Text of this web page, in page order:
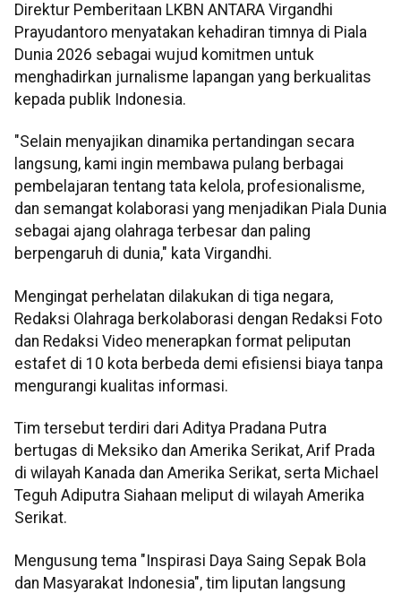
Direktur Pemberitaan LKBN ANTARA Virgandhi
Prayudantoro menyatakan kehadiran timnya di Piala
Dunia 2026 sebagai wujud komitmen untuk
menghadirkan jurnalisme lapangan yang berkualitas
kepada publik Indonesia.
"Selain menyajikan dinamika pertandingan secara
langsung, kami ingin membawa pulang berbagai
pembelajaran tentang tata kelola, profesionalisme,
dan semangat kolaborasi yang menjadikan Piala Dunia
sebagai ajang olahraga terbesar dan paling
berpengaruh di dunia," kata Virgandhi.
Mengingat perhelatan dilakukan di tiga negara,
Redaksi Olahraga berkolaborasi dengan Redaksi Foto
dan Redaksi Video menerapkan format peliputan
estafet di 10 kota berbeda demi efisiensi biaya tanpa
mengurangi kualitas informasi.
Tim tersebut terdiri dari Aditya Pradana Putra
bertugas di Meksiko dan Amerika Serikat, Arif Prada
di wilayah Kanada dan Amerika Serikat, serta Michael
Teguh Adiputra Siahaan meliput di wilayah Amerika
Serikat.
Mengusung tema "Inspirasi Daya Saing Sepak Bola
dan Masyarakat Indonesia", tim liputan langsung